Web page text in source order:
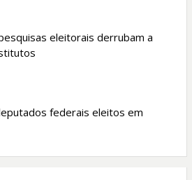
k p
eleitorais derrubam a
federais eleitos em